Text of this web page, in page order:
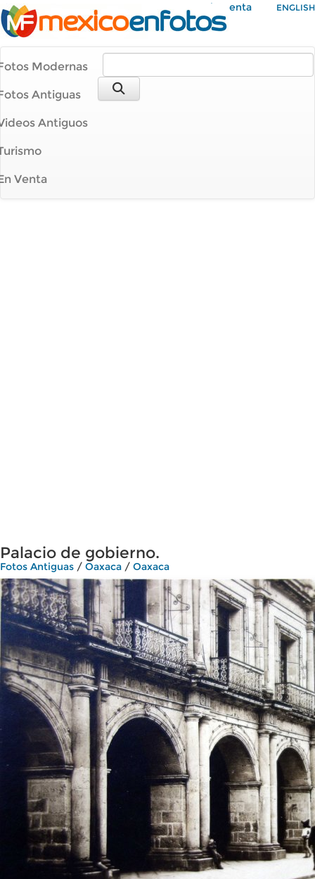
Mi Cuenta ENGLISH
Modernas
Antiguas
Antiguos
Venta
Palacio de gobierno.
Fotos Antiguas / Oaxaca / Oaxaca